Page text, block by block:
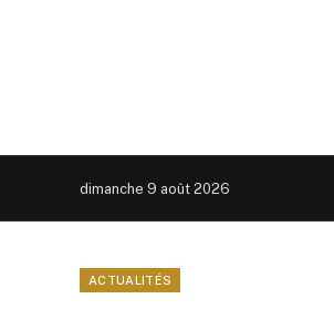
dimanche 9 août 2026
ACTUALITÉS